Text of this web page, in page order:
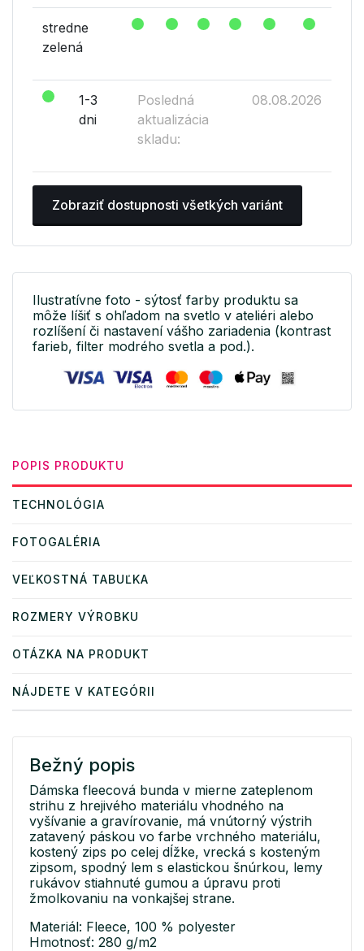
stredne
zelená
1-3
dni
Posledná
aktualizácia
skladu:
08.08.2026
Zobraziť dostupnosti všetkých variánt
Ilustratívne foto - sýtosť farby produktu sa
môže líšiť s ohľadom na svetlo v ateliéri alebo
rozlíšení či nastavení vášho zariadenia (kontrast
farieb, filter modrého svetla a pod.).
POPIS PRODUKTU
TECHNOLÓGIA
FOTOGALÉRIA
VEĽKOSTNÁ TABUĽKA
ROZMERY VÝROBKU
OTÁZKA NA PRODUKT
NÁJDETE V KATEGÓRII
Bežný popis
Dámska fleecová bunda v mierne zateplenom
strihu z hrejivého materiálu vhodného na
vyšívanie a gravírovanie, má vnútorný výstrih
zatavený páskou vo farbe vrchného materiálu,
kostený zips po celej dĺžke, vrecká s kosteným
zipsom, spodný lem s elastickou šnúrkou, lemy
rukávov stiahnuté gumou a úpravu proti
žmolkovaniu na vonkajšej strane.
Materiál: Fleece, 100 % polyester
Hmotnosť: 280 g/m2